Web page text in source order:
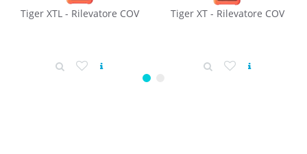
Tiger XTL - Rilevatore COV Tiger XT - Rilevatore COV